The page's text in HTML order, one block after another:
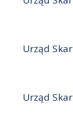
Urząd
Urząd